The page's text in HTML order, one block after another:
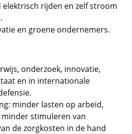
elektrisch rijden en zelf stroom
en groene ondernemers.
onderzoek, innovatie,
en in internationale
minder lasten op arbeid,
stimuleren van
de zorgkosten in de hand